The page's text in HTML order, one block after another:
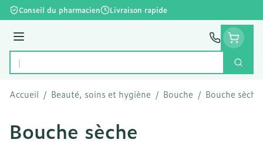
Aller au contenu
Conseil du pharmacien Livraison rapide
Menu
Rechercher
Accueil / Beauté, soins et hygiène / Bouche / Bouche sèche
Bouche sèche